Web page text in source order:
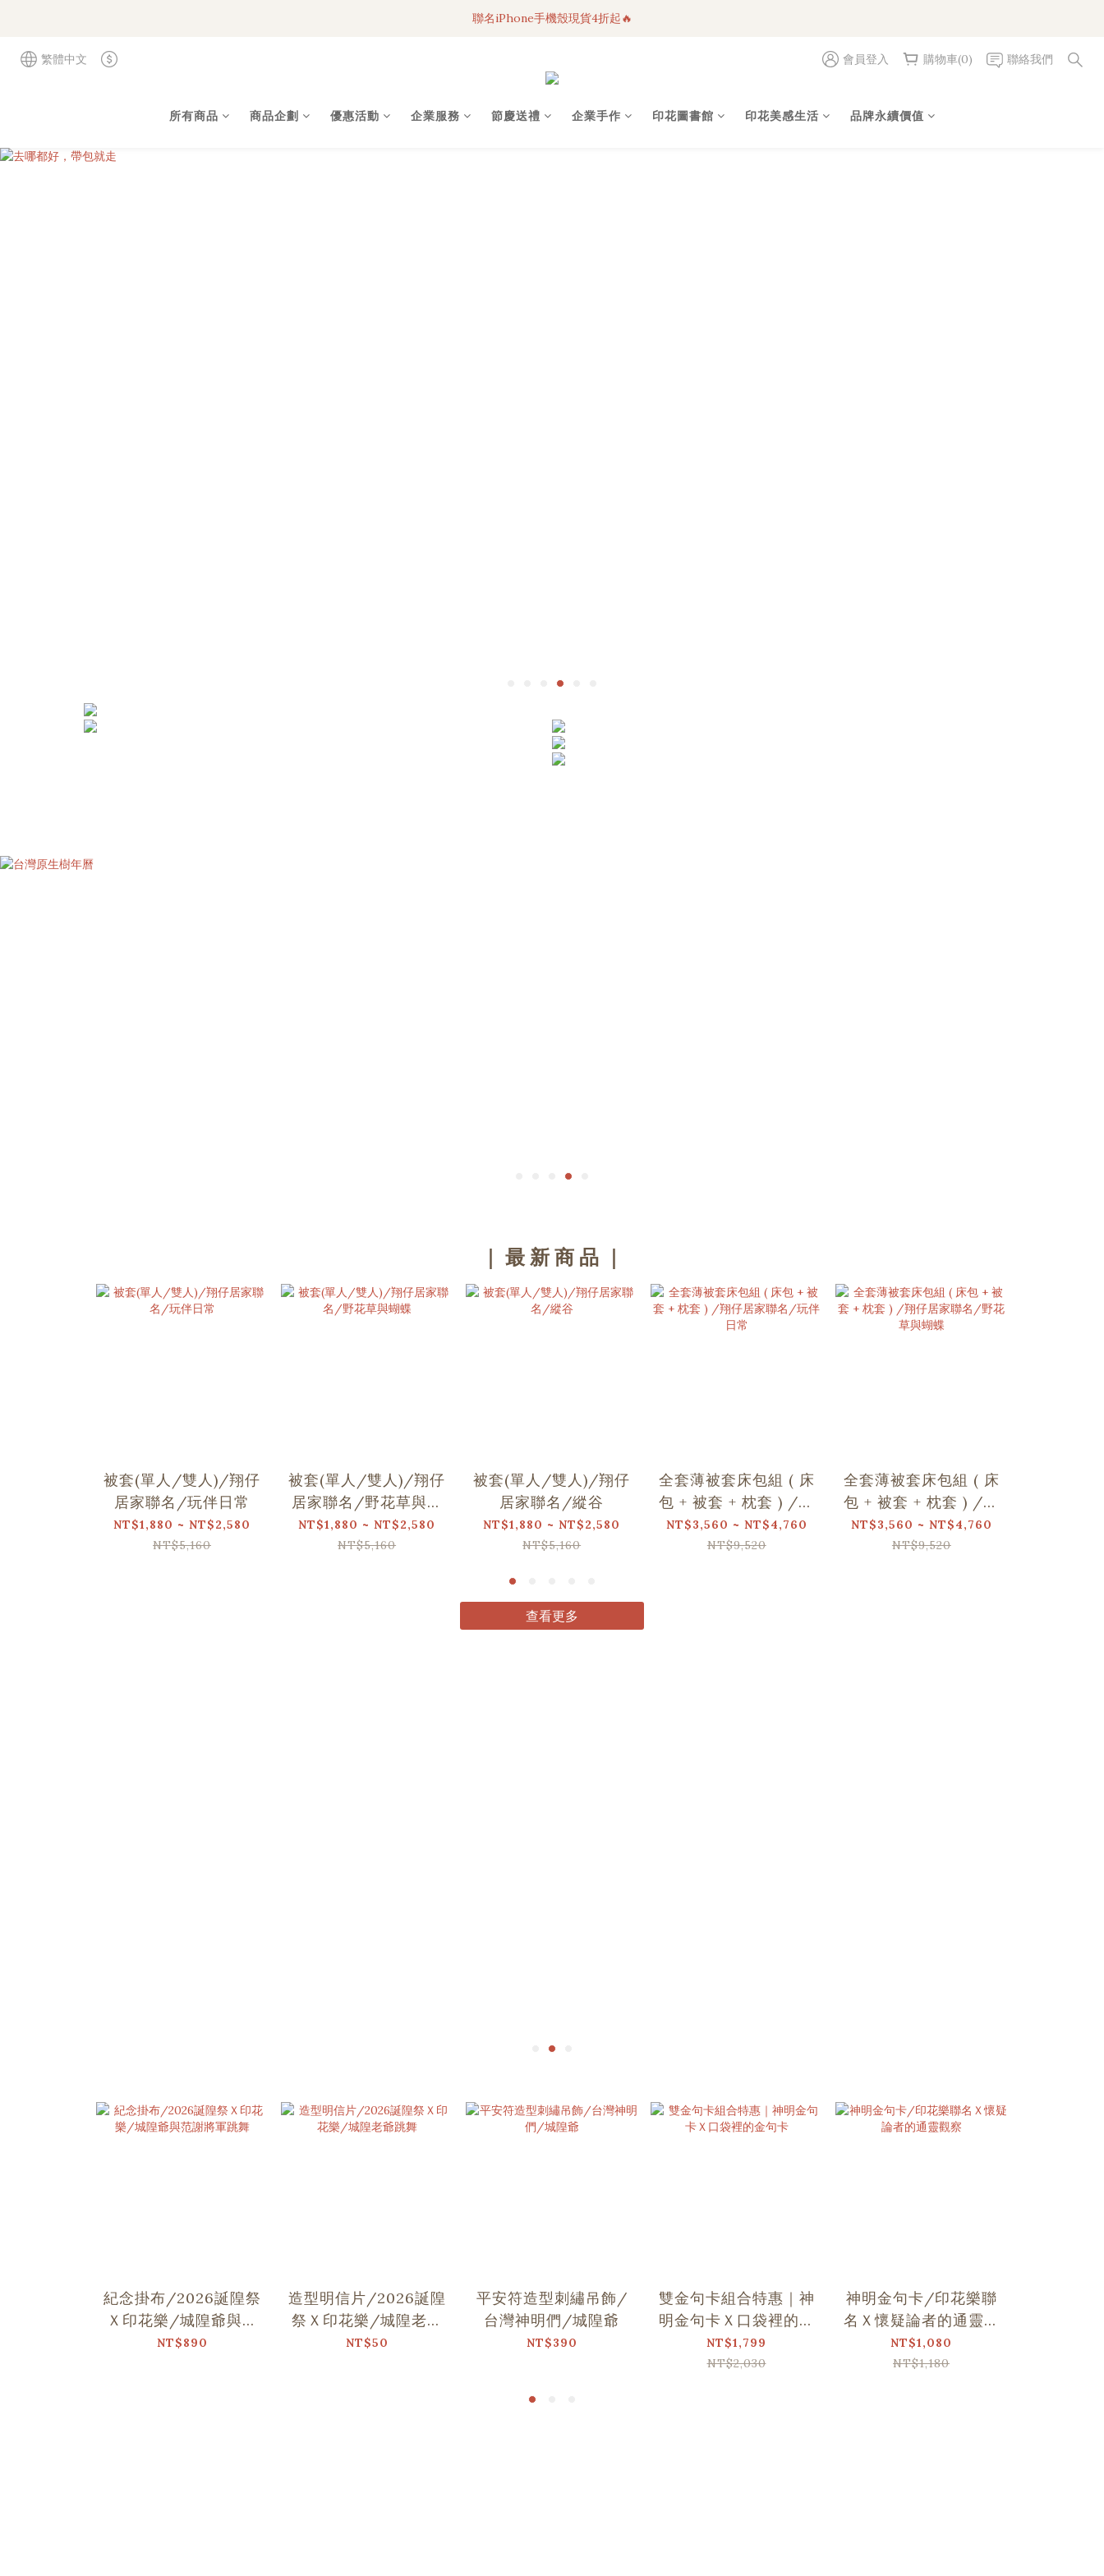
3C科技好物｜任選2件95折！
聯名iPhone手機殼現貨4折起🔥
繁體中文 會員登入 購物車(0) 聯絡我們
所有商品 商品企劃 優惠活動 企業服務 節慶送禮 企業手作 印花圖書館 印花美感生活 品牌永續價值
｜ 最 新 商 品 ｜
被套(單人/雙人)/翔仔
居家聯名/玩伴日常
NT$1,880 ~ NT$2,580
NT$5,160
被套(單人/雙人)/翔仔
居家聯名/野花草與蝴
蝶
NT$1,880 ~ NT$2,580
NT$5,160
被套(單人/雙人)/翔仔
居家聯名/縱谷
NT$1,880 ~ NT$2,580
NT$5,160
全套薄被套床包組 ( 床
包 + 被套 + 枕套 ) /翔
仔居家聯名/玩伴日常
NT$3,560 ~ NT$4,760
NT$9,520
全套薄被套床包組 ( 床
包 + 被套 + 枕套 ) /翔
仔居家聯名/野花草與
蝴蝶
NT$3,560 ~ NT$4,760
NT$9,520
查看更多
紀念掛布/2026誕隍祭
Ｘ印花樂/城隍爺與范
謝將軍跳舞
NT$890
造型明信片/2026誕隍
祭Ｘ印花樂/城隍老爺
跳舞
NT$50
平安符造型刺繡吊飾/
台灣神明們/城隍爺
NT$390
雙金句卡組合特惠｜神
明金句卡Ｘ口袋裡的金
句卡
NT$1,799
NT$2,030
神明金句卡/印花樂聯
名Ｘ懷疑論者的通靈觀
察
NT$1,080
NT$1,180